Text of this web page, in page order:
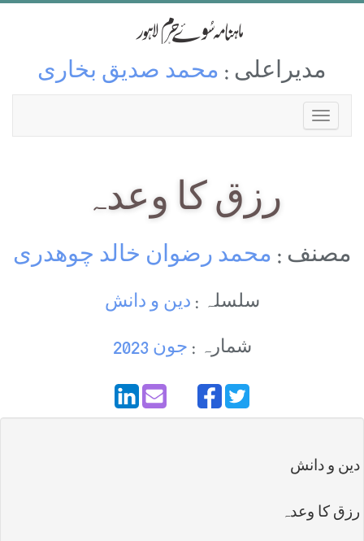
مدیراعلی : محمد صدیق بخاری
رزق كا وعدہ
مصنف : محمد رضوان خالد چوھدری
سلسلہ : دین و دانش
شمارہ : جون 2023
دين و دانش
رزق کا وعدہ